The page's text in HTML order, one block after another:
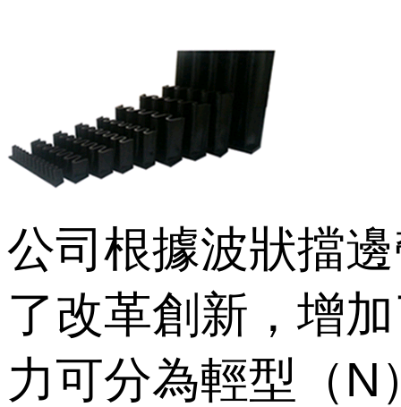
公司根據波狀擋
了改革創新，
力可分為輕型（N